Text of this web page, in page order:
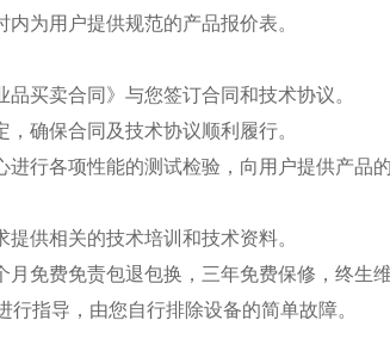
为用户提供规范的产品报价表。
品买卖合同》与您签订合同和技术协议。
，确保合同及技术协议顺利履行。
进行各项性能的测试检验，向用户提供产品
供相关的技术培训和技术资料。
月免费免责包退包换，三年免费保修，终生
行指导，由您自行排除设备的简单故障。